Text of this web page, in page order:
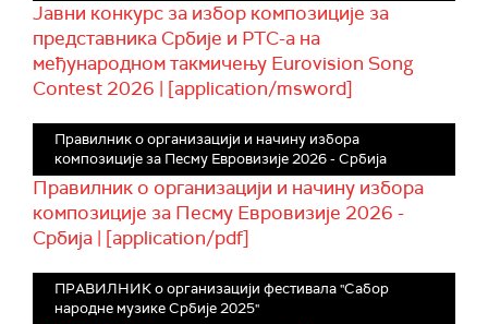
Јавни конкурс за избор композиције за
представника Србије и РТС-а на
међународном такмичењу Eurovision Song
Contest 2026 | [application/msword]
Правилник о организацији и начину избора
композиције за Песму Евровизије 2026 - Србија
Правилник о организацији и начину избора
композиције за Песму Евровизије 2026 -
Србија | [application/pdf]
ПРАВИЛНИК о организацији фестивала "Сабор
народне музике Србије 2025"